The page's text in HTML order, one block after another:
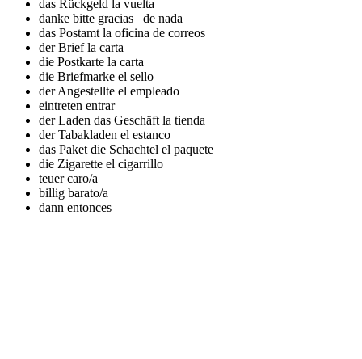
das Rückgeld la vuelta
danke bitte gracias de nada
das Postamt la oficina de correos
der Briefla carta
die Postkarte la carta
die Briefmarke el sello
der Angestellte el empleado
eintreten entrar
der Laden das Geschäft la tienda
der Tabakladen el estanco
das Paket die Schachtel el paquete
die Zigarette el cigarrillo
teuercaro/a
billig barato/a
dann entonces